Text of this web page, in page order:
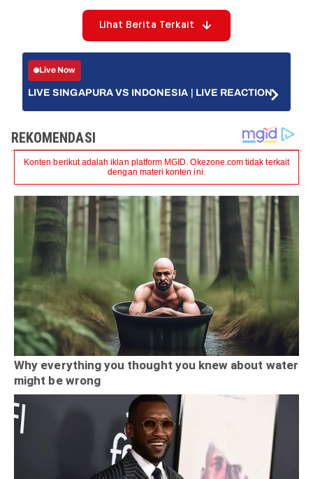
Lihat Berita Terkait
Live Now
LIVE SINGAPURA VS INDONESIA | LIVE REACTION